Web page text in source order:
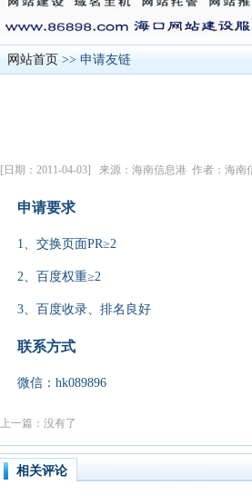
网站首页 >> 申请友链
[日期：2011-04-03] 来源：海南信息港 作者：海南
申请要求
1、交换页面PR≥2
2、百度权重≥2
3、百度收录、排名良好
联系方式
微信：hk089896
上一篇：没有了
相关评论